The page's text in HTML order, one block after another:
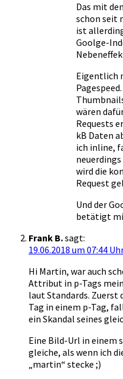
Das mit
schon seit
ist
Goolge-
Eigentlich
wären
Requests
kB Daten
ich inline,
wird die
Request
Und der
betätigt
Frank B.sagt:
19.06.2018 um 07:44
Hi Martin, war auch
Attribut in p-Tags
laut Standards. Zuerst
Tag in einem p-Tag,
ein Skandal seines
Eine Bild-Url in einem
gleiche, als wenn ich
„martin“ stecke ;)